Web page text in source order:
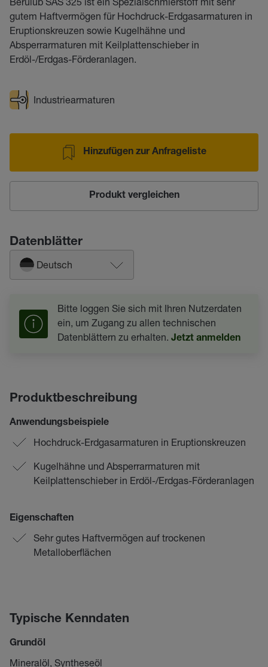
gutem Haftvermögen für Hochdruck-Erdgasarmaturen in
Eruptionskreuzen sowie Kugelhähne und
Absperrarmaturen mit Keilplattenschieber in
Erdöl-/Erdgas-Förderanlagen.
Industriearmaturen
Hinzufügen zur Anfrageliste
Produkt vergleichen
Datenblätter
Deutsch
Bitte loggen Sie sich mit Ihren Nutzerdaten
ein, um Zugang zu allen technischen
Datenblättern zu erhalten. Jetzt anmelden
Produktbeschreibung
Anwendungsbeispiele
Hochdruck-Erdgasarmaturen in Eruptionskreuzen
Kugelhähne und Absperrarmaturen mit
Keilplattenschieber in Erdöl-/Erdgas-Förderanlagen
Eigenschaften
Sehr gutes Haftvermögen auf trockenen
Metalloberflächen
Typische Kenndaten
Grundöl
Mineralöl, Syntheseöl